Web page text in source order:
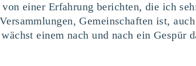
einer Erfahrung berichten, die ich
Gemeinschaften ist,
einem nach und nach ein Gespür